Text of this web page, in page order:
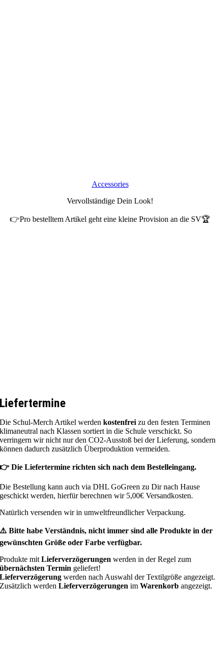
Accessories
Vervollständige Dein Look!
👉Pro bestelltem Artikel geht eine kleine Provision an die SV🏆
Liefertermine
Die Schul-Merch Artikel werdenkostenfrei zu den festen Terminen
klimaneutral nach Klassen sortiert in die Schule verschickt. So
verringern wir nicht nur den CO2-Ausstoß bei der Lieferung, sondern
können dadurch zusätzlich Überproduktion vermeiden.
👉 Die Liefertermine richten sich nach dem Bestelleingang.
Die Bestellung kann auch via DHL GoGreen zu Dir nach Hause
geschickt werden, hierfür berechnen wir 5,00€ Versandkosten.
Natürlich versenden wir in umweltfreundlicher Verpackung.
⚠️ Bitte habe Verständnis, nicht immer sind alle Produkte in der
gewünschten Größe oder Farbe verfügbar.
Produkte mitLieferverzögerungen werden in der Regel zum
übernächsten Termin geliefert!
Lieferverzögerung werden nach Auswahl der Textilgröße angezeigt.
Zusätzlich werdenLieferverzögerungen imWarenkorb angezeigt.